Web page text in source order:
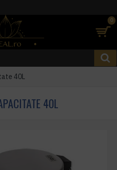
0
40L
40L